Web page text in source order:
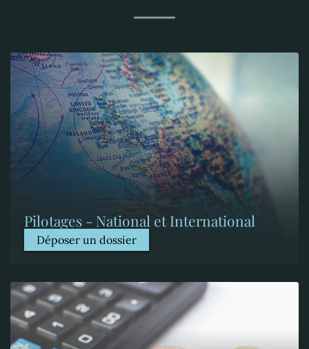
Pilotages - National et International
Déposer un dossier